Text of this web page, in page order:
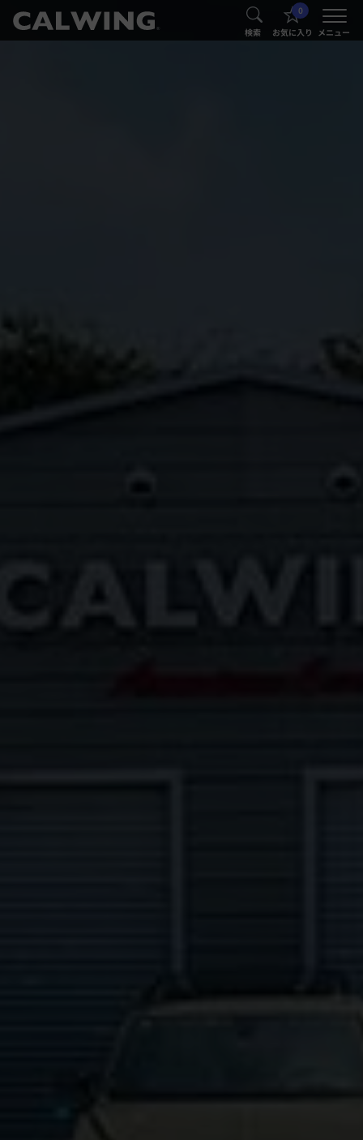
® 検索
0
お気に入り メニュー
®